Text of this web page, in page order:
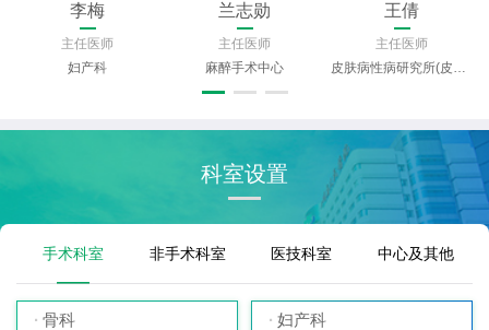
李梅
主任医师
妇产科
兰志勋
主任医师
麻醉手术中心
王倩
主任医师
皮肤病性病研究所(皮肤科)
科室设置
手术科室 非手术科室 医技科室 中心及其他
骨科 妇产科